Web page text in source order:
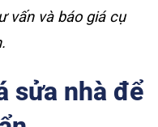
vấn và báo giá cụ
sửa nhà để